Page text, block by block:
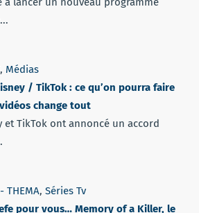
, Médias
/ TikTok : ce qu’on pourra faire
change tout
et TikTok ont annoncé un accord
THEMA, Séries Tv
pour vous… Memory of a Killer, le